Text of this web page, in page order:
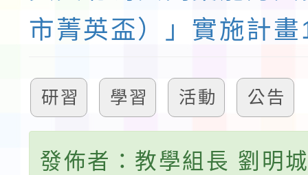
市菁英盃）」實施計畫
研習 學習 活動 公告
發佈者：教學組長 劉明